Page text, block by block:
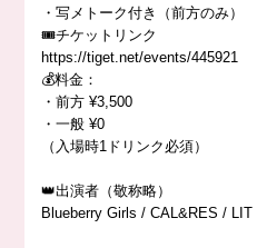
・写メトーク付き（前方のみ）
🎟️チケットリンク
https://tiget.net/events/445921
💰料金：
・前方 ¥3,500
・一般 ¥0
（入場時1ドリンク必須）
👑出演者（敬称略）
Blueberry Girls / CAL&RES /